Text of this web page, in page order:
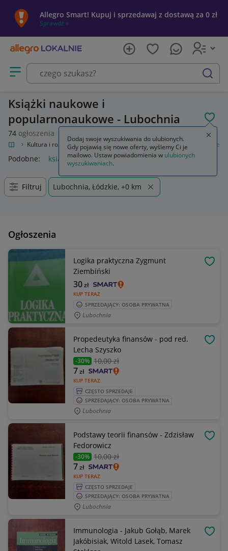
Allegro Smart! Kupuj i sprzedawaj z dostawą za 0 zł
Sprawdź »
Otwórz menu z kategoriami
szukaj
Książki naukowe i
popularnonaukowe - Lubochnia
74 ogłoszenia
Kultura i rozrywka Książki Książki naukowe i popularnonaukowe
Podobne: książki naukowe i popularnonaukowe
Filtruj Lubochnia, Łódzkie, +0 km
Ogłoszenia
Logika praktyczna Zygmunt
Ziembiński
KUP TERAZ
30zł
SPRZEDAJĄCY: OSOBA PRYWATNA
Lubochnia
Propedeutyka finansów - pod red.
Lecha Szyszko
-30% 10,00 zł
KUP TERAZ
7zł
CZĘSTO SPRZEDAJE
SPRZEDAJĄCY: OSOBA PRYWATNA
Lubochnia
Podstawy teorii finansów - Zdzisław
Fedorowicz
-30% 10,00 zł
KUP TERAZ
7zł
CZĘSTO SPRZEDAJE
SPRZEDAJĄCY: OSOBA PRYWATNA
Lubochnia
Immunologia - Jakub Gołąb, Marek
Jakóbisiak, Witold Lasek, Tomasz
Dodaj swoje wyszukiwania do ulubionych.
Gdy pojawią się nowe oferty, wyślemy Ci je
mailowo. Ustaw powiadomienia w ulubionych
wyszukiwaniach.